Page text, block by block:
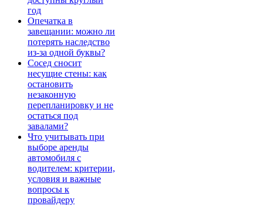
год
Опечатка в
завещании: можно ли
потерять наследство
из-за одной буквы?
Сосед сносит
несущие стены: как
остановить
незаконную
перепланировку и не
остаться под
завалами?
Что учитывать при
выборе аренды
автомобиля с
водителем: критерии,
условия и важные
вопросы к
провайдеру